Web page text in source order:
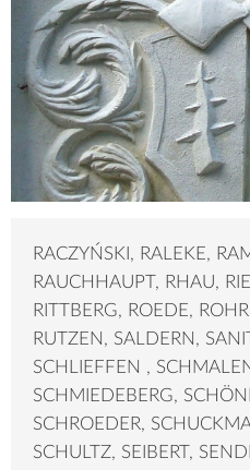
RACZYŃSKI, RALEKE,
RAUCHHAUPT, RHAU,
RITTBERG, ROEDE,
RUTZEN, SALDERN,
SCHLIEFFEN ,
SCHMIEDEBERG,
SCHROEDER,
SCHULTZ, SEIBERT,